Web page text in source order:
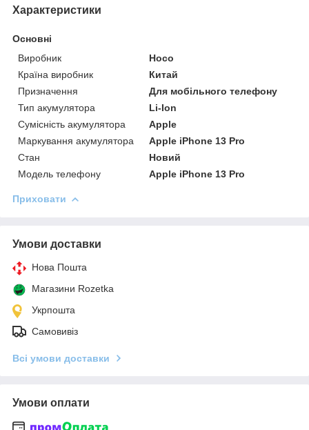
Характеристики
Основні
Виробник
Hoco
Країна виробник
Китай
Призначення
Для мобільного телефону
Тип акумулятора
Li-Ion
Сумісність акумулятора
Apple
Маркування акумулятора
Apple iPhone 13 Pro
Стан
Новий
Модель телефону
Apple iPhone 13 Pro
Приховати
Умови доставки
Нова Пошта
Магазини Rozetka
Укрпошта
Самовивіз
Всі умови доставки
Умови оплати